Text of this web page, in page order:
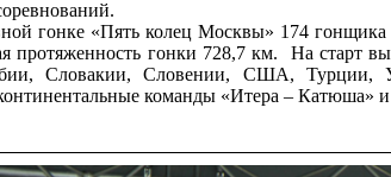
гонке «Пять колец Москвы» 174
протяженность гонки 728,7 км. На старт
Словакии, Словении, США, Турции,
команды «Итера – Катюша» и